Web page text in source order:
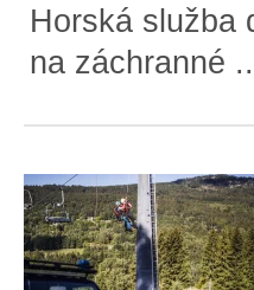
Horská služba
na záchranné